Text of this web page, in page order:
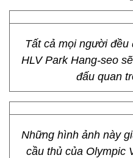
Tất cả mọi người đều
HLV Park Hang-seo
đấu quan
Những hình ảnh này
cầu thủ của Olympic